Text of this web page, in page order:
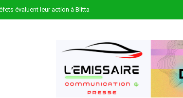
évaluent leur action à Blitta